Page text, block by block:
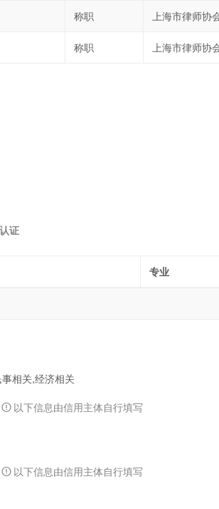
称职 上海市律师协
称职 上海市律师协
证
专业
相关,经济相关
以下信息由信用主体自行填写
以下信息由信用主体自行填写